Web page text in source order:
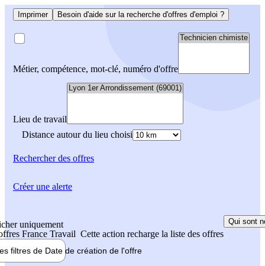
Imprimer Besoin d'aide sur la recherche d'offres d'emploi ?
Métier, compétence, mot-clé, numéro d'offre
Lieu de travail
Distance autour du lieu choisi
Rechercherdes offres
uniquement
France Travail Cette action recharge la liste des offres
Qui sont
filtres de Date de création de l'offre
Créer une alerte